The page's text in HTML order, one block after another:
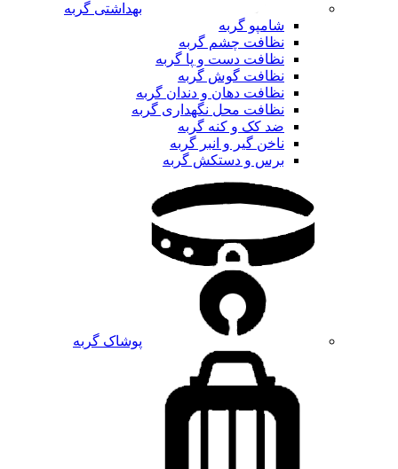
بهداشتی گربه
شامپو گربه
نظافت چشم گربه
نظافت دست و پا گربه
نظافت گوش گربه
نظافت دهان و دندان گربه
نظافت محل نگهداری گربه
ضد کک و کنه گربه
ناخن گیر و انبر گربه
برس و دستکش گربه
پوشاک گربه